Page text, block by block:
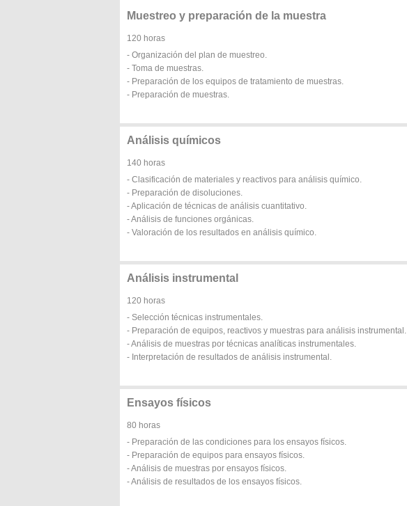
Muestreo y preparación de la muestra
120 horas
- Organización del plan de muestreo.
- Toma de muestras.
- Preparación de los equipos de tratamiento de muestras.
- Preparación de muestras.
Análisis químicos
140 horas
- Clasificación de materiales y reactivos para análisis químico.
- Preparación de disoluciones.
- Aplicación de técnicas de análisis cuantitativo.
- Análisis de funciones orgánicas.
- Valoración de los resultados en análisis químico.
Análisis instrumental
120 horas
- Selección técnicas instrumentales.
- Preparación de equipos, reactivos y muestras para análisis instrumental.
- Análisis de muestras por técnicas analíticas instrumentales.
- Interpretación de resultados de análisis instrumental.
Ensayos físicos
80 horas
- Preparación de las condiciones para los ensayos físicos.
- Preparación de equipos para ensayos físicos.
- Análisis de muestras por ensayos físicos.
- Análisis de resultados de los ensayos físicos.